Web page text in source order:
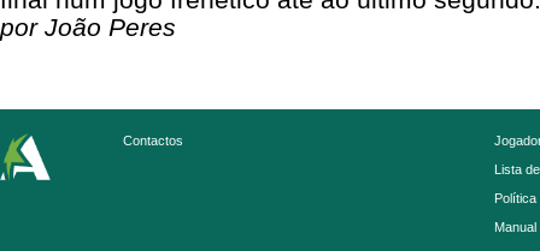
por João Peres
Contactos
Lista
Política